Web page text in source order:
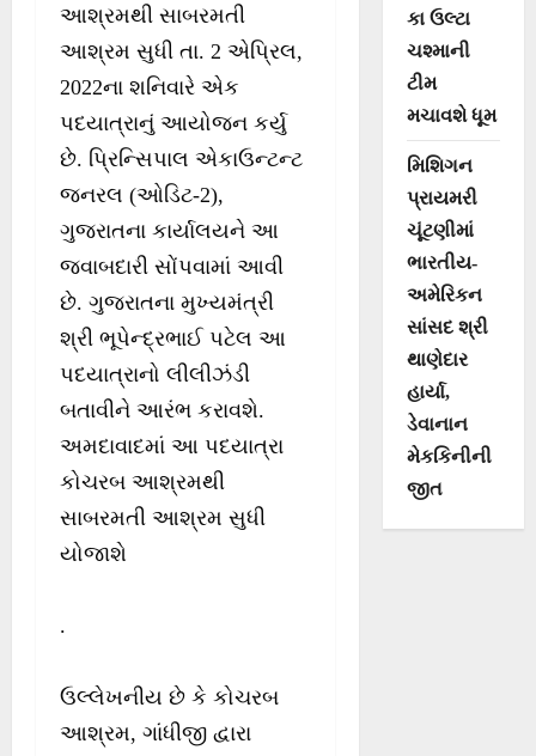
આશ્રમથી સાબરમતી
આશ્રમ સુધી તા. 2 એપ્રિલ,
2022ના શનિવારે એક
પદયાત્રાનું આયોજન કર્યુ
છે. પ્રિન્સિપાલ એકાઉન્ટન્ટ
જનરલ (ઓડિટ-2),
ગુજરાતના કાર્યાલયને આ
જવાબદારી સોંપવામાં આવી
છે. ગુજરાતના મુખ્યમંત્રી
શ્રી ભૂપેન્દ્રભાઈ પટેલ આ
પદયાત્રાનો લીલીઝંડી
બતાવીને આરંભ કરાવશે.
અમદાવાદમાં આ પદયાત્રા
કોચરબ આશ્રમથી
સાબરમતી આશ્રમ સુધી
યોજાશે
.
ઉલ્લેખનીય છે કે કોચરબ
આશ્રમ, ગાંધીજી દ્વારા
કા ઉલ્ટા
ચશ્માની
ટીમ
મચાવશે ધૂમ
મિશિગન
પ્રાયમરી
ચૂંટણીમાં
ભારતીય-
અમેરિકન
સાંસદ શ્રી
થાણેદાર
હાર્યા,
ડેવાનાન
મેકકિનીની
જીત